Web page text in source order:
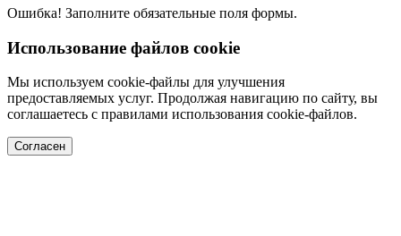
Ошибка! Заполните обязательные поля формы.
Использование файлов cookie
Мы используем cookie-файлы для улучшения
предоставляемых услуг. Продолжая навигацию по сайту, вы
соглашаетесь с правилами использования cookie-файлов.
Согласен